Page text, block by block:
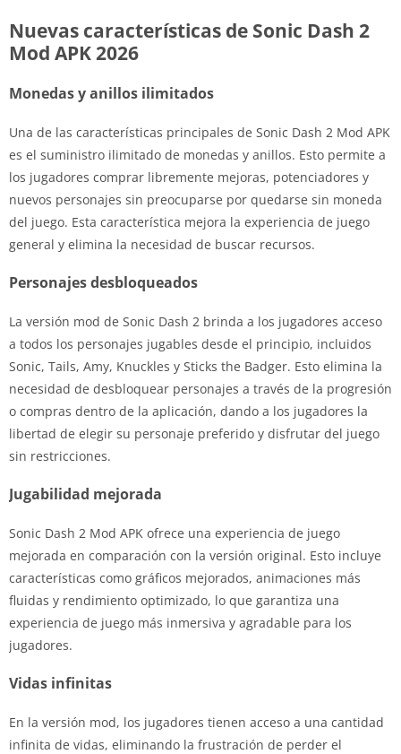
Nuevas características de Sonic Dash 2
Mod APK 2026
Monedas y anillos ilimitados
Una de las características principales de Sonic Dash 2 Mod APK
es el suministro ilimitado de monedas y anillos. Esto permite a
los jugadores comprar libremente mejoras, potenciadores y
nuevos personajes sin preocuparse por quedarse sin moneda
del juego. Esta característica mejora la experiencia de juego
general y elimina la necesidad de buscar recursos.
Personajes desbloqueados
La versión mod de Sonic Dash 2 brinda a los jugadores acceso
a todos los personajes jugables desde el principio, incluidos
Sonic, Tails, Amy, Knuckles y Sticks the Badger. Esto elimina la
necesidad de desbloquear personajes a través de la progresión
o compras dentro de la aplicación, dando a los jugadores la
libertad de elegir su personaje preferido y disfrutar del juego
sin restricciones.
Jugabilidad mejorada
Sonic Dash 2 Mod APK ofrece una experiencia de juego
mejorada en comparación con la versión original. Esto incluye
características como gráficos mejorados, animaciones más
fluidas y rendimiento optimizado, lo que garantiza una
experiencia de juego más inmersiva y agradable para los
jugadores.
Vidas infinitas
En la versión mod, los jugadores tienen acceso a una cantidad
infinita de vidas, eliminando la frustración de perder el